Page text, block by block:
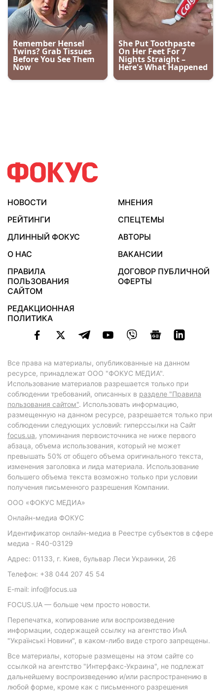
НОВОСТИ
МНЕНИЯ
РЕЙТИНГИ
СПЕЦТЕМЫ
ДЛИННЫЙ ФОКУС
АВТОРЫ
О НАС
ВАКАНСИИ
ПРАВИЛА
ПОЛЬЗОВАНИЯ
САЙТОМ
ДОГОВОР ПУБЛИЧНОЙ
ОФЕРТЫ
РЕДАКЦИОННАЯ
ПОЛИТИКА
Все права на материалы, опубликованные на данном
ресурсе, принадлежат ООО "ФОКУС МЕДИА".
Использование материалов разрешается только при
соблюдении требований, описанных в разделе "Правила
пользования сайтом". Использовать информацию,
размещенную на данном ресурсе, разрешается только при
соблюдении следующих условий: гиперссылки на Сайт
focus.ua, упоминания первоисточника не ниже первого
абзаца, объема использования, который не может
превышать 50% от общего объема оригинального текста,
изменения заголовка и лида материала. Использование
большего объема текста возможно только при условии
получения письменного разрешения Компании.
ООО «ФОКУС МЕДИА»
Онлайн-медиа ФОКУС
Идентификатор онлайн-медиа в Реестре субъектов в сфере
медиа - R40-03129
Адрес: 01133, г. Киев, бульвар Леси Украинки, 26
Телефон: +38 044 207 45 54
E-mail: info@focus.ua
FOCUS.UA — больше чем просто новости.
Перепечатка, копирование или воспроизведение
информации, содержащей ссылку на агентство ИнА
"Українські Новини", в каком-либо виде строго запрещены.
Все материалы, которые размещены на этом сайте со
ссылкой на агентство "Интерфакс-Украина", не подлежат
дальнейшему воспроизведению и/или распространению в
любой форме, кроме как с письменного разрешения